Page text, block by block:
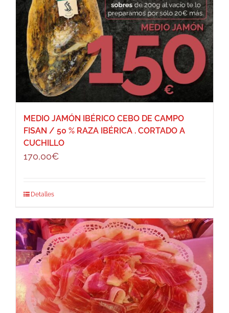
MEDIO JAMÓN IBÉRICO CEBO DE CAMPO
FISAN / 50 % RAZA IBÉRICA . CORTADO A
CUCHILLO
170,00€
Detalles